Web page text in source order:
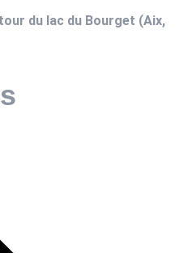
du lac du Bourget (Aix,